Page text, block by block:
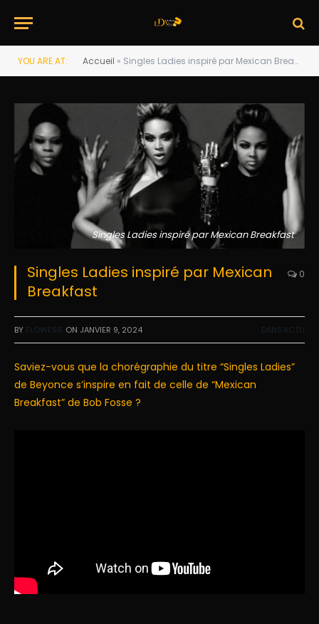
YOU ARE AT: Accueil » Singles Ladies inspiré par Mexican Breakfast
Singles Ladies inspiré par Mexican Breakfast
Singles Ladies inspiré par Mexican
Breakfast
0
BY FLOWESIE ON JANVIER 9, 2024 DANS'ACTU
Saviez-vous que la chorégraphie du titre “Singles Ladies”
de Beyonce s’inspire en fait de celle de “Mexican
Breakfast” de Bob Fosse ?